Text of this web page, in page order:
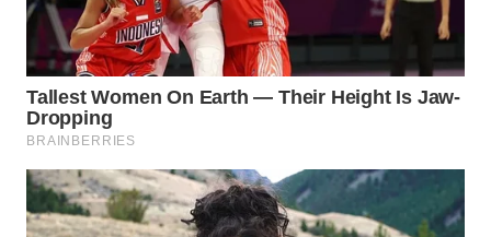
WN
PAKPAK
WN
KARAWANG
WN
BEKASI